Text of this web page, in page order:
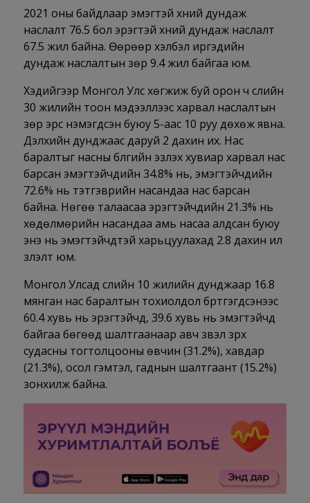
2021 оны байдлаар эмэгтэй хүний дундаж
наслалт 76.5 бол эрэгтэй хүний дундаж наслалт
67.5 жил байна. Өөрөөр хэлбэл иргэдийн
дундаж наслалтын зөрүү 9.4 жил байгаа юм.
Хэдийгээр Монгол Улс хөгжиж буй орон ч сүүлийн
30 жилийн тоон мэдээллээс харвал наслалтын
зөрүү эрс нэмэгдсэн буюу 5-аас 10 руу дөхөж явна.
Дэлхийн дунджаас даруй 2 дахин их. Нас
баралтыг насны бүлгийн эзлэх хувиар харвал нас
барсан эмэгтэйчүүдийн 34.8% нь, эмэгтэйчүүдийн
72.6% нь тэтгэврийн насандаа нас барсан
байна. Нөгөө талаасаа эрэгтэйчүүдийн 21.3% нь
хөдөлмөрийн насандаа амь насаа алдсан буюу
энэ нь эмэгтэйчүүдтэй харьцуулахад 2.8 дахин илүү
үзүүлэлт юм.
Монгол Улсад сүүлийн 10 жилийн дунджаар 16.8
мянган нас баралтын тохиолдол бүртгэгдсэнээс
60.4 хувь нь эрэгтэйчүүд, 39.6 хувь нь эмэгтэйчүүд
байгаа бөгөөд шалтгаанаар авч үзвэл зүрх
судасны тогтолцооны өвчин (31.2%), хавдар
(21.3%), осол гэмтэл, гаднын шалтгаант (15.2%)
зонхилж байна.